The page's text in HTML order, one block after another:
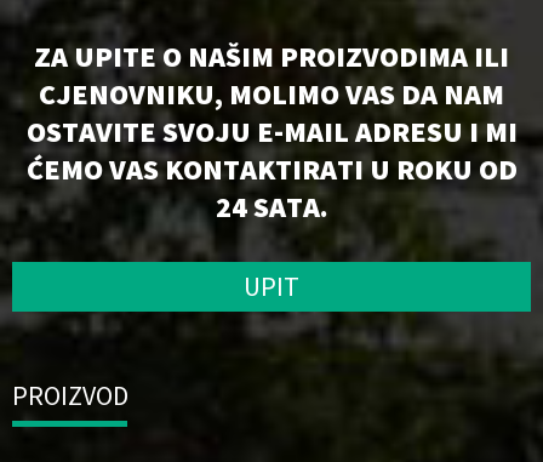
ZA UPITE O NAŠIM PROIZVODIMA ILI
CJENOVNIKU, MOLIMO VAS DA NAM
OSTAVITE SVOJU E-MAIL ADRESU I MI
ĆEMO VAS KONTAKTIRATI U ROKU OD
24 SATA.
UPIT
PROIZVOD